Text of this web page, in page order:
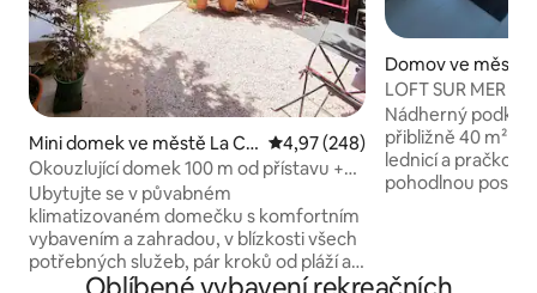
Mini domek ve městě La Ci
otat
Průměrné hodnocení 4,97 z 5,
4,97 (248)
Okouzlující domek 100 m od přístavu +
parkovací místo v ceně
Ubytujte se v půvabném
klimatizovaném domečku s komfortním
vybavením a zahradou, v blízkosti všech
potřebných služeb, pár kroků od pláží a
přímořských zátok. V ceně je zahrnuto
Domov ve městě
LOFT SUR MER 3
Nádherný
přibližně 40 m² s
lednicí a
pohodlnou postelí
přístav a